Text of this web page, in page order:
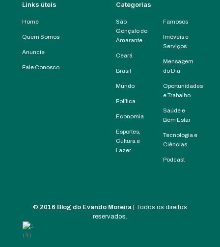
Links úteis
Home
Quem Somos
Anuncie
Fale Conosco
Categorias
São
Gonçalo do
Amarante
Ceará
Brasil
Mundo
Política
Economia
Esportes,
Cultura e
Lazer
Famosos
Imóveis e
Serviços
Mensagem
do Dia
Oportunidades
e Trabalho
Saúde e
Bem Estar
Tecnologia e
Ciências
Podcast
© 2016 Blog do Evando Moreira | Todos os direitos
reservados.